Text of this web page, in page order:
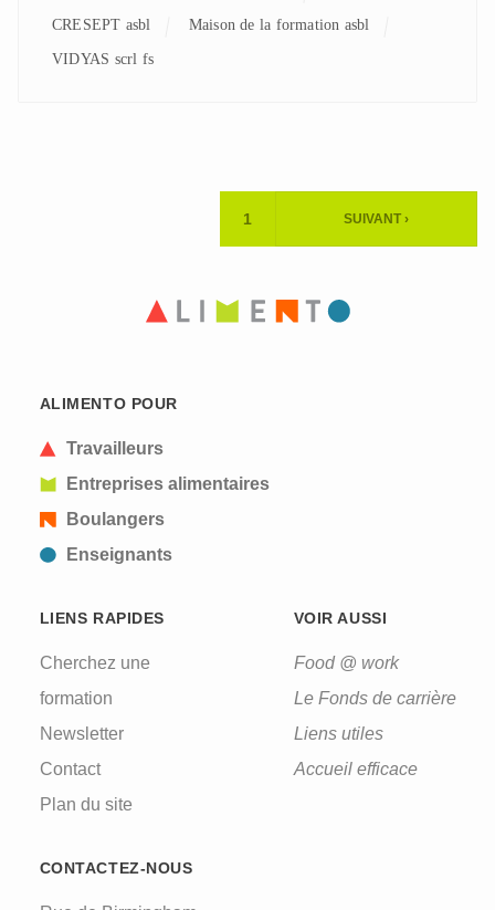
CRESEPT asbl Maison de la formation asbl
VIDYAS scrl fs
PAGE
1 SUIVANT ›
ALIMENTO POUR
Travailleurs
Entreprises alimentaires
Boulangers
Enseignants
LIENS RAPIDES
Cherchez une
formation
Newsletter
Contact
Plan du site
VOIR AUSSI
Food @ work
Le Fonds de carrière
Liens utiles
Accueil efficace
CONTACTEZ-NOUS